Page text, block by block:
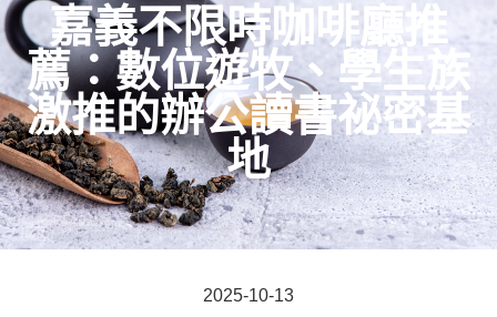
嘉義不限時咖啡廳推
薦：數位遊牧、學生族
激推的辦公讀書祕密基
地
2025-10-13